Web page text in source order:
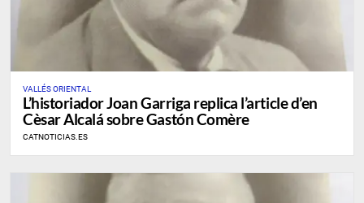
VALLÉS ORIENTAL
L’historiador Joan Garriga replica l’article d’en
Cèsar Alcalá sobre Gastón Comère
CATNOTICIAS.ES